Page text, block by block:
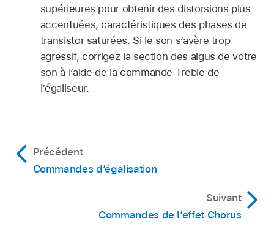
supérieures pour obtenir des distorsions plus
accentuées, caractéristiques des phases de
transistor saturées. Si le son s’avère trop
agressif, corrigez la section des aigus de votre
son à l’aide de la commande Treble de
l’égaliseur.
Précédent
Commandes d’égalisation
Suivant
Commandes de l’effet Chorus